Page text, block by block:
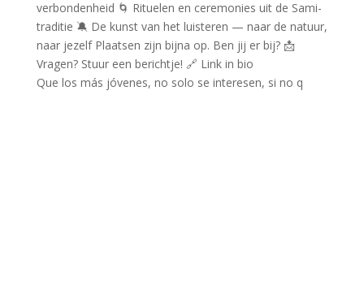
Que los más jóvenes, no solo se interesen, si no q